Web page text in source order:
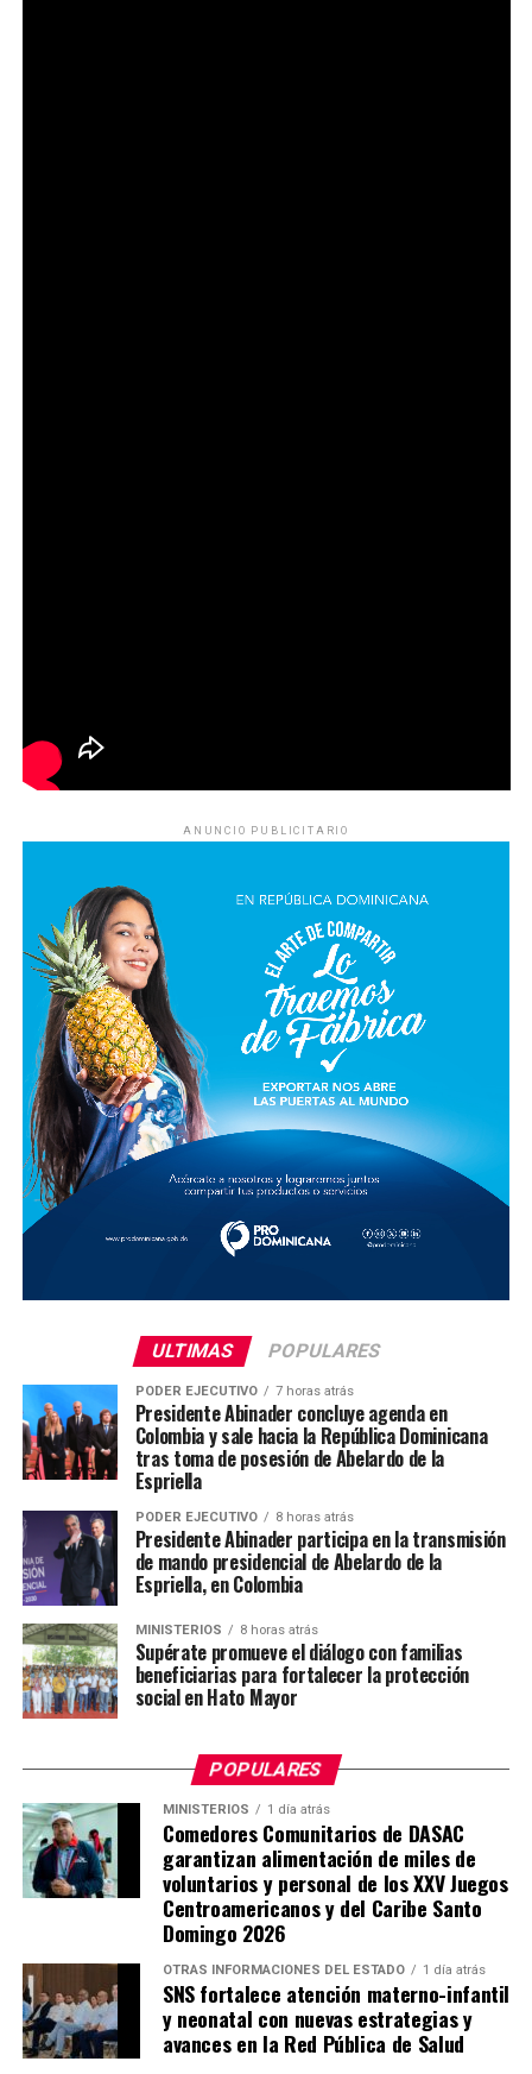
ANUNCIO PUBLICITARIO
ULTIMAS POPULARES
PODER EJECUTIVO 7 horas atrás
Presidente Abinader concluye agenda en
Colombia y sale hacia la República Dominicana
tras toma de posesión de Abelardo de la
Espriella
PODER EJECUTIVO 8 horas atrás
Presidente Abinader participa en la transmisión
de mando presidencial de Abelardo de la
Espriella, en Colombia
MINISTERIOS 8 horas atrás
Supérate promueve el diálogo con familias
beneficiarias para fortalecer la protección
social en Hato Mayor
POPULARES
MINISTERIOS 1 día atrás
Comedores Comunitarios de DASAC
garantizan alimentación de miles de
voluntarios y personal de los XXV Juegos
Centroamericanos y del Caribe Santo
Domingo 2026
OTRAS INFORMACIONES DEL ESTADO 1 día atrás
SNS fortalece atención materno-infantil
y neonatal con nuevas estrategias y
avances en la Red Pública de Salud